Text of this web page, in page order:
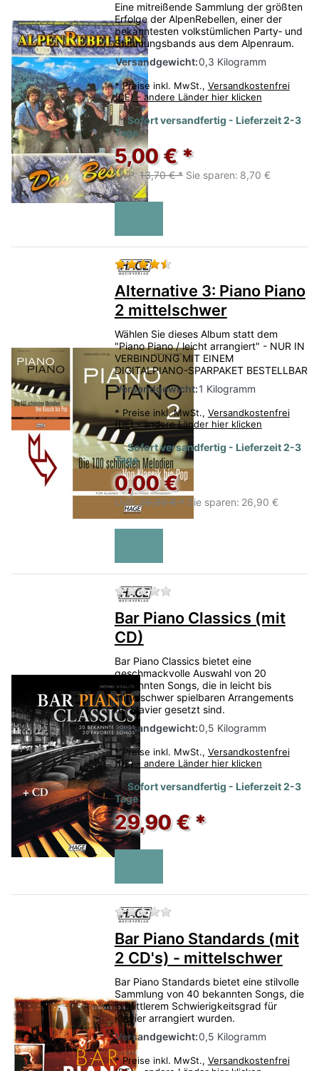
Eine mitreißende Sammlung der größten
Erfolge der AlpenRebellen, einer der
bekanntesten volkstümlichen Party‑ und
Stimmungsbands aus dem Alpenraum.
Versandgewicht:0,3 Kilogramm
* Preise inkl. MwSt., Versandkostenfrei
(DE) - andere Länder hier klicken
Sofort versandfertig - Lieferzeit 2-3
Tage
5,00 € *
UVP: 13,70 € * Sie sparen: 8,70 €
Bewertung: 4 von 5
Alternative 3: Piano Piano
2 mittelschwer
Wählen Sie dieses Album statt dem
"Piano Piano / leicht arrangiert" - NUR IN
VERBINDUNG MIT EINEM
DIGITALPIANO-SPARPAKET BESTELLBAR
Versandgewicht:1 Kilogramm
* Preise inkl. MwSt., Versandkostenfrei
(DE) - andere Länder hier klicken
Sofort versandfertig - Lieferzeit 2-3
Tage
0,00 €
UVP:26,90 € * Sie sparen: 26,90 €
Zu diesem Produkt liegen
Bar Piano Classics (mit
CD)
Bar Piano Classics bietet eine
geschmackvolle Auswahl von 20
bekannten Songs, die in leicht bis
mittelschwer spielbaren Arrangements
für Klavier gesetzt sind.
Versandgewicht:0,5 Kilogramm
* Preise inkl. MwSt., Versandkostenfrei
(DE) - andere Länder hier klicken
Sofort versandfertig - Lieferzeit 2-3
Tage
29,90 € *
Zu diesem Produkt liegen
Bar Piano Standards (mit
2 CD's) - mittelschwer
Bar Piano Standards bietet eine stilvolle
Sammlung von 40 bekannten Songs, die
in mittlerem Schwierigkeitsgrad für
Klavier arrangiert wurden.
Versandgewicht:0,5 Kilogramm
* Preise inkl. MwSt., Versandkostenfrei